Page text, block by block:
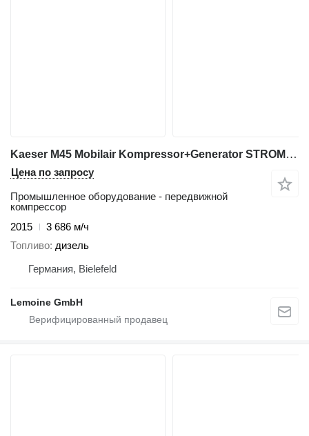
Kaeser M45 Mobilair Kompressor+Generator STROM+LUFT
Цена по запросу
Промышленное оборудование - передвижной
компрессор
2015
3 686 м/ч
Топливо дизель
Германия, Bielefeld
Lemoine GmbH